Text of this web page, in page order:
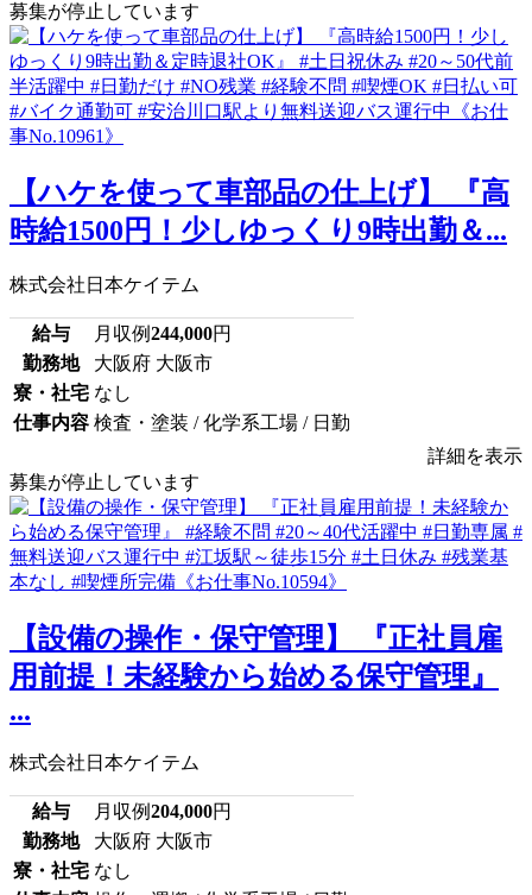
募集が停止しています
【ハケを使って車部品の仕上げ】 『高
時給1500円！少しゆっくり9時出勤＆...
株式会社日本ケイテム
給与 月収例244,000円
勤務地
大阪府 大阪市
寮・社宅 なし
仕事内容 検査・塗装 / 化学系工場 / 日勤
詳細を表示
募集が停止しています
【設備の操作・保守管理】 『正社員雇
用前提！未経験から始める保守管理』
...
株式会社日本ケイテム
給与 月収例204,000円
勤務地
大阪府 大阪市
寮・社宅 なし